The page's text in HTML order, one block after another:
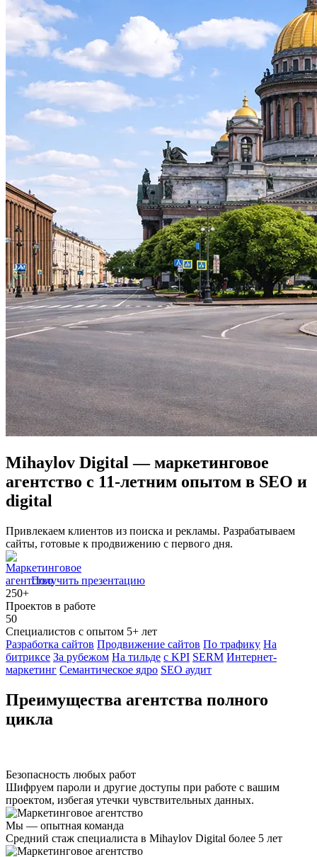
Mihaylov Digital — маркетинговое
агентство с 11-летним опытом в SEO и
digital
Привлекаем клиентов из поиска и рекламы. Разрабатываем
сайты, готовые к продвижению с первого дня.
Получить презентацию
250+
Проектов в работе
50
Специалистов с опытом 5+ лет
Разработка сайтов Продвижение сайтов По трафику На
битриксе За рубежом На тильде с KPI SERM Интернет-
маркетинг Семантическое ядро SEO аудит
Преимущества агентства полного
цикла
Безопасность любых работ
Шифруем пароли и другие доступы при работе с вашим
проектом, избегая утечки чувствительных данных.
Мы — опытная команда
Средний стаж специалиста в Mihaylov Digital более 5 лет